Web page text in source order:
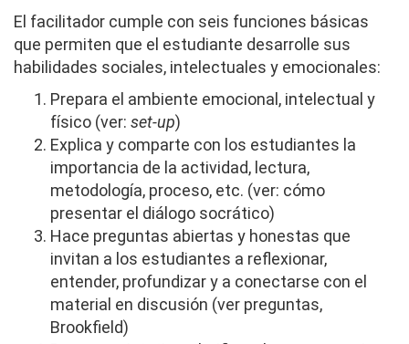
El facilitador cumple con seis funciones básicas
que permiten que el estudiante desarrolle sus
habilidades sociales, intelectuales y emocionales:
Prepara el ambiente emocional, intelectual y
físico (ver: set-up)
Explica y comparte con los estudiantes la
importancia de la actividad, lectura,
metodología, proceso, etc. (ver: cómo
presentar el diálogo socrático)
Hace preguntas abiertas y honestas que
invitan a los estudiantes a reflexionar,
entender, profundizar y a conectarse con el
material en discusión (ver preguntas,
Brookfield)